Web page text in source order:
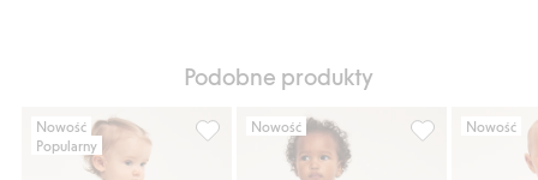
Podobne produkty
Nowość
Popularny
Prążkowane legginsy z aplikacją w
Nowość
Prążkowane
Nowość